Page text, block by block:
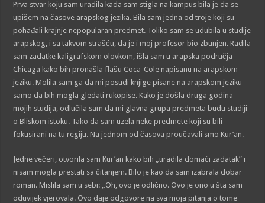
Prva stvar koju sam uradila kada sam stigla na kampus bila je da se
upišem na časove arapskog jezika. Bila sam jedna od troje koji su
pohađali krajnje nepopularan predmet. Toliko sam se udubila u studije
arapskog, i sa takvom strašću, da je i moj profesor bio zbunjen. Radila
sam zadatke kaligrafskom olovkom, išla sam u arapska područja
Chicaga kako bih pronašla flašu Coca-Cole napisanu na arapskom
jeziku. Molila sam ga da mi posudi knjige pisane na arapskom jeziku
samo da bih mogla gledati rukopise. Kako je došla druga godina
mojih studija, odlučila sam da mi glavna grupa predmeta budu studiji
o Bliskom istoku. Tako da sam uzela neke predmete koji su bili
fokusirani na tu regiju. Na jednom od časova proučavali smo Kur’an.
Jedne večeri, otvorila sam Kur’an kako bih „uradila domaći zadatak” i
nisam mogla prestati sa čitanjem. Bilo je kao da sam izabrala dobar
roman. Mislila sam u sebi: „Oh, ovo je odlično. Ovo je ono u šta sam
oduvijek vjerovala. Ovo daje odgovore na sva moja pitanja o tome